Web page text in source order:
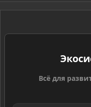
S
Всё для